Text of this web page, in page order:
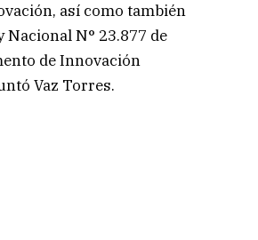
así como también
Nacional N° 23.877 de
de Innovación
Vaz Torres.